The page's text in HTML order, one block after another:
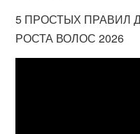
5 ПРОСТЫХ ПРАВИЛ
РОСТА ВОЛОС 2026